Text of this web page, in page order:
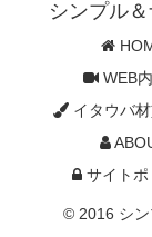
シンプル
WEB
イタウバ
サイトポ
© 2016 シン